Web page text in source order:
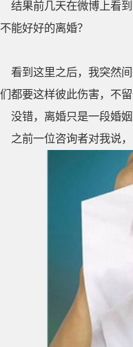
结果前几天在微博上看
不能好好的离婚？
看到这里之后，我突然
们都要这样彼此伤害，不
没错，离婚只是一段婚
之前一位咨询者对我说